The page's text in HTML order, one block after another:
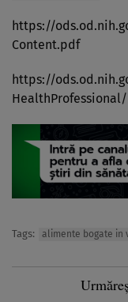
https://
Content.pdf
https://
HealthProfessional/
Tags: alimente bogate in